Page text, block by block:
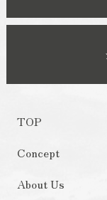
TOP
Concept
About Us